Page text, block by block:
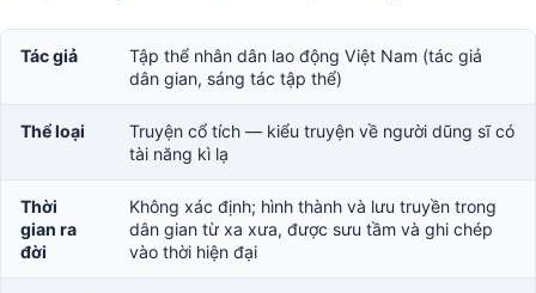
Tác giả
Tập thể nhân dân lao động Việt Nam (tác giả
dân gian, sáng tác tập thể)
Thể loại
Truyện cổ tích — kiểu truyện về người dũng sĩ có
tài năng kì lạ
Thời
gian ra
đời
Không xác định; hình thành và lưu truyền trong
dân gian từ xa xưa, được sưu tầm và ghi chép
vào thời hiện đại